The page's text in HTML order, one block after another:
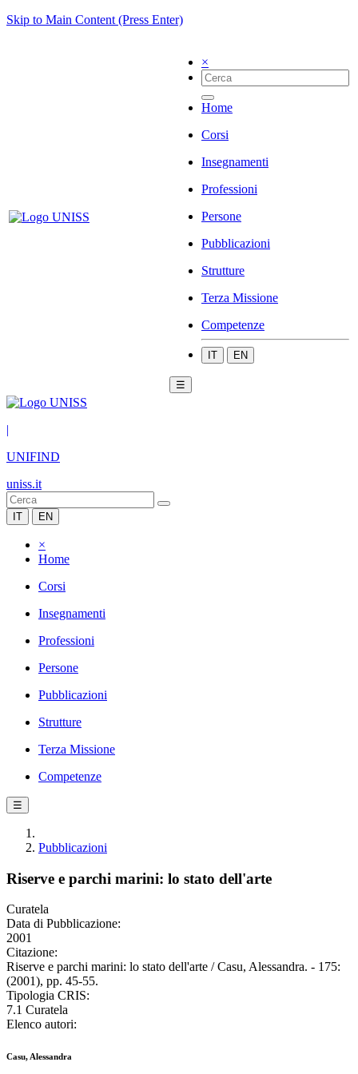
Skip to Main Content (Press Enter)
×
Home
Corsi
Insegnamenti
Professioni
Persone
Pubblicazioni
Strutture
Terza Missione
Competenze
IT EN
☰
|
UNIFIND
uniss.it
IT EN
×
Home
Corsi
Insegnamenti
Professioni
Persone
Pubblicazioni
Strutture
Terza Missione
Competenze
☰
Pubblicazioni
Riserve e parchi marini: lo stato dell'arte
Curatela
Data di Pubblicazione:
2001
Citazione:
Riserve e parchi marini: lo stato dell'arte / Casu, Alessandra. - 175:
(2001), pp. 45-55.
Tipologia CRIS:
7.1 Curatela
Elenco autori:
Casu, Alessandra